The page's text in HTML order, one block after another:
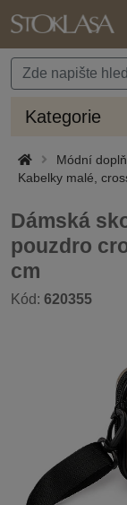
Kategorie
Módní
Kabelky malé,
Dámská
pouzdro
cm
Kód: 620355